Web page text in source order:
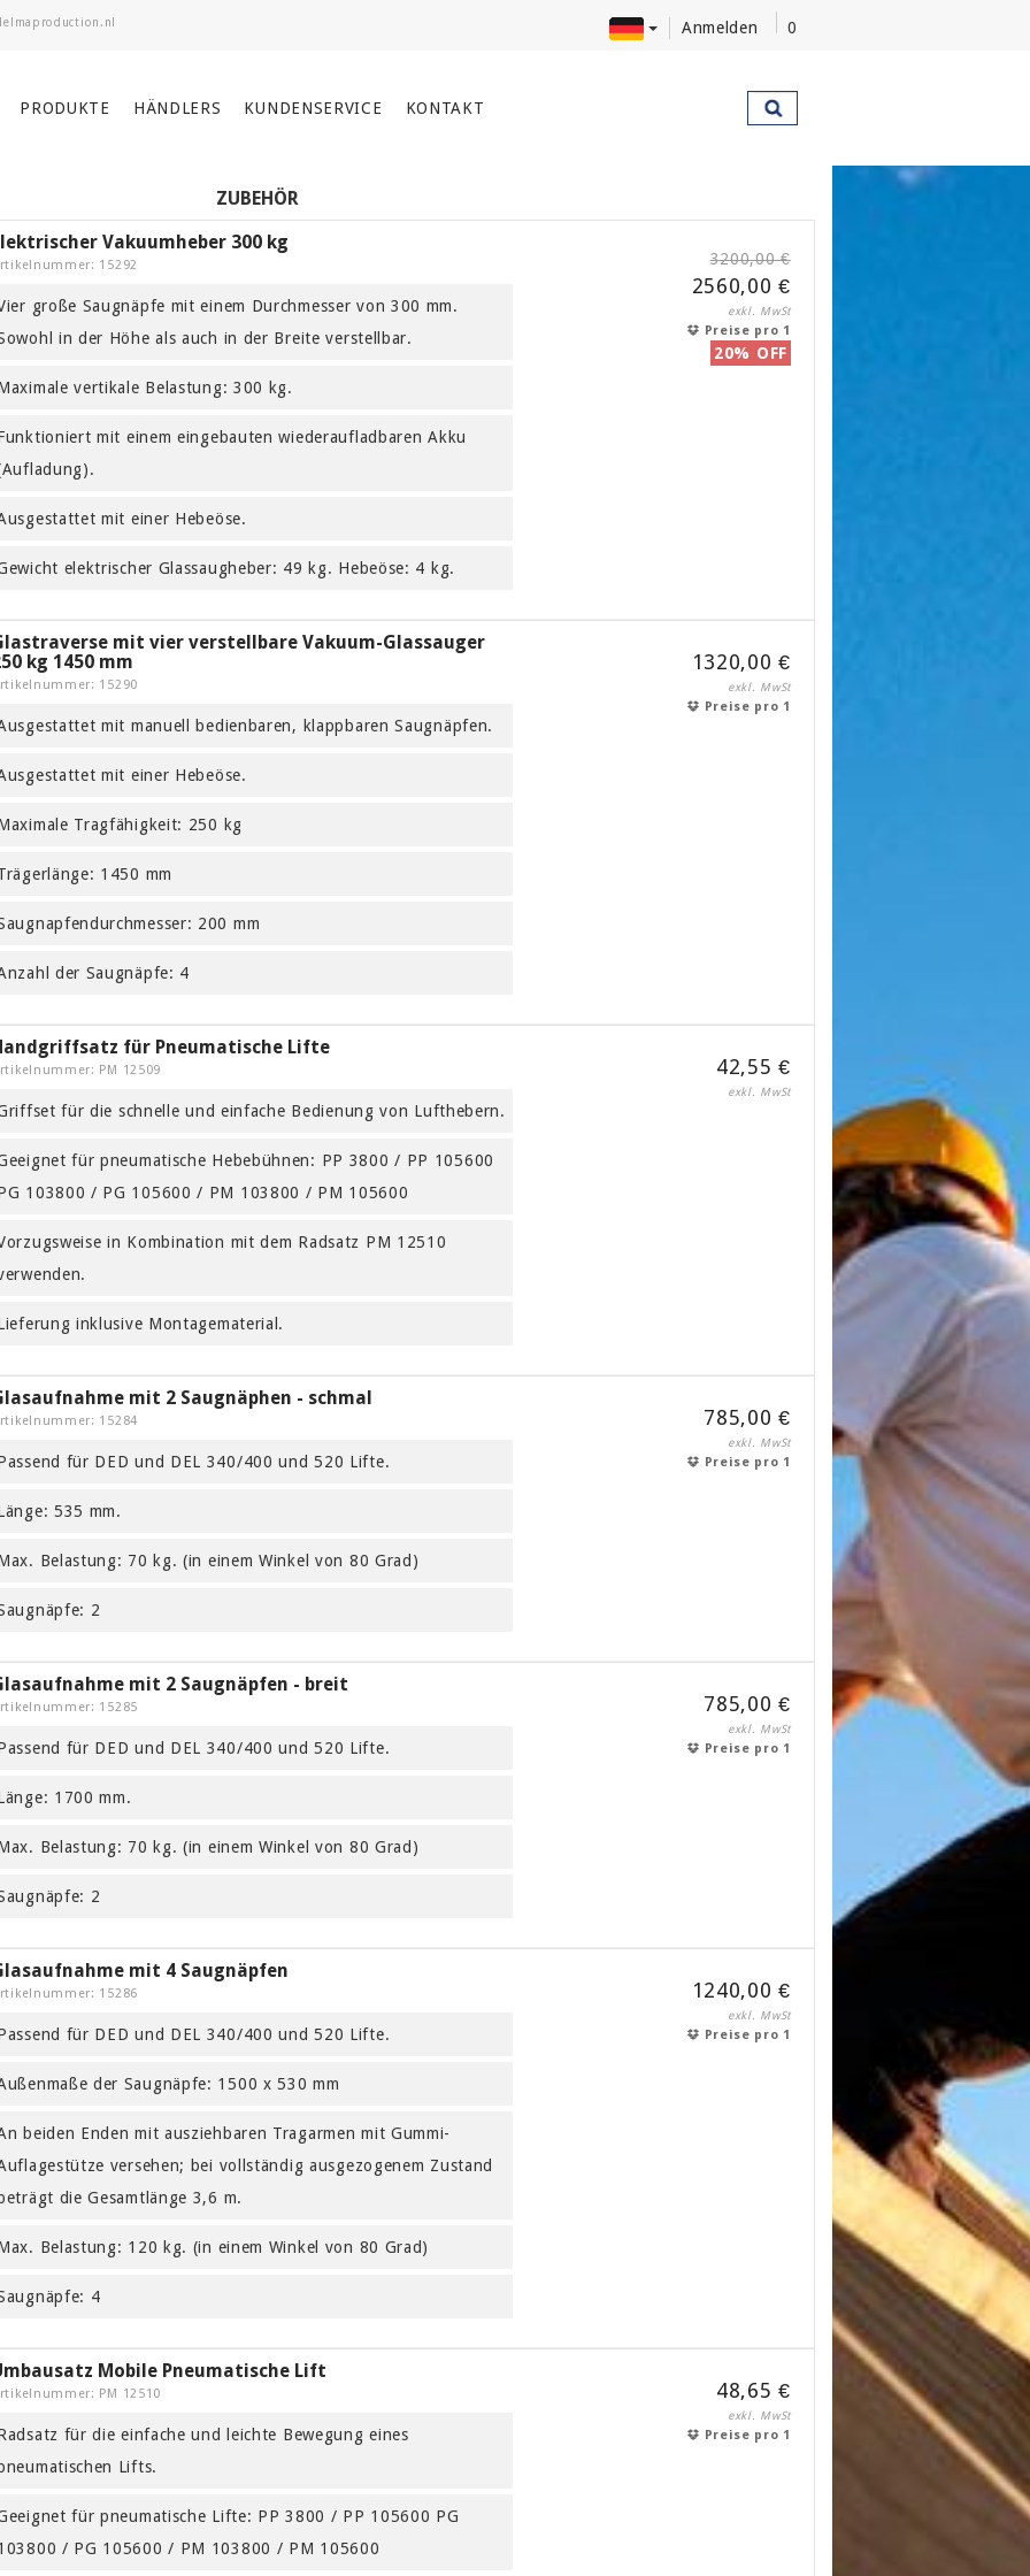
Anmelden 0
PRODUKTE HÄNDLERS KUNDENSERVICE KONTAKT
ZUBEHÖR
Vakuumheber 300 kg
15292
große Saugnäpfe mit einem Durchmesser von 300 mm.
in der Höhe als auch in der Breite verstellbar.
vertikale Belastung: 300 kg.
mit einem eingebauten wiederaufladbaren Akku
mit einer Hebeöse.
elektrischer Glassaugheber: 49 kg. Hebeöse: 4 kg.
3200,00 €
2560,00 €
exkl. MwSt
Preise pro 1
20% OFF
mit vier verstellbare Vakuum-Glassauger
kg 1450 mm
15290
mit manuell bedienbaren, klappbaren Saugnäpfen.
mit einer Hebeöse.
Tragfähigkeit: 250 kg
1450 mm
200 mm
der Saugnäpfe: 4
1320,00 €
exkl. MwSt
Preise pro 1
für Pneumatische Lifte
PM 12509
für die schnelle und einfache Bedienung von Lufthebern.
für pneumatische Hebebühnen: PP 3800 / PP 105600
103800 / PG 105600 / PM 103800 / PM 105600
in Kombination mit dem Radsatz PM 12510
inklusive Montagematerial.
42,55 €
exkl. MwSt
mit 2 Saugnäphen - schmal
15284
für DED und DEL 340/400 und 520 Lifte.
535 mm.
Belastung: 70 kg. (in einem Winkel von 80 Grad)
2
785,00 €
exkl. MwSt
Preise pro 1
mit 2 Saugnäpfen - breit
15285
für DED und DEL 340/400 und 520 Lifte.
1700 mm.
Belastung: 70 kg. (in einem Winkel von 80 Grad)
2
785,00 €
exkl. MwSt
Preise pro 1
mit 4 Saugnäpfen
15286
für DED und DEL 340/400 und 520 Lifte.
der Saugnäpfe: 1500 x 530 mm
beiden Enden mit ausziehbaren Tragar­men mit Gummi-
versehen; bei vollständig ausgezogenem Zustand
die Gesamtlänge 3,6 m.
Belastung: 120 kg. (in einem Winkel von 80 Grad)
4
1240,00 €
exkl. MwSt
Preise pro 1
Mobile Pneumatische Lift
PM 12510
für die einfache und leichte Bewegung eines
Lifts.
für pneumatische Lifte: PP 3800 / PP 105600 PG
/ PG 105600 / PM 103800 / PM 105600
48,65 €
exkl. MwSt
Preise pro 1